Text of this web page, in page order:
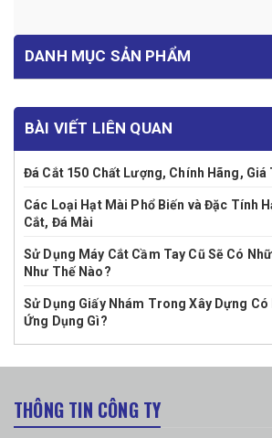
DANH MỤC SẢN PHẨM
BÀI VIẾT LIÊN QUAN
Đá Cắt 150 Chất Lượng, Chính Hãng, Giá
Các Loại Hạt Mài Phổ Biến và Đặc Tính
Cắt, Đá Mài
Sử Dụng Máy Cắt Cầm Tay Cũ Sẽ Có
Như Thế Nào?
Sử Dụng Giấy Nhám Trong Xây Dựng
Ứng Dụng Gì?
THÔNG TIN CÔNG TY